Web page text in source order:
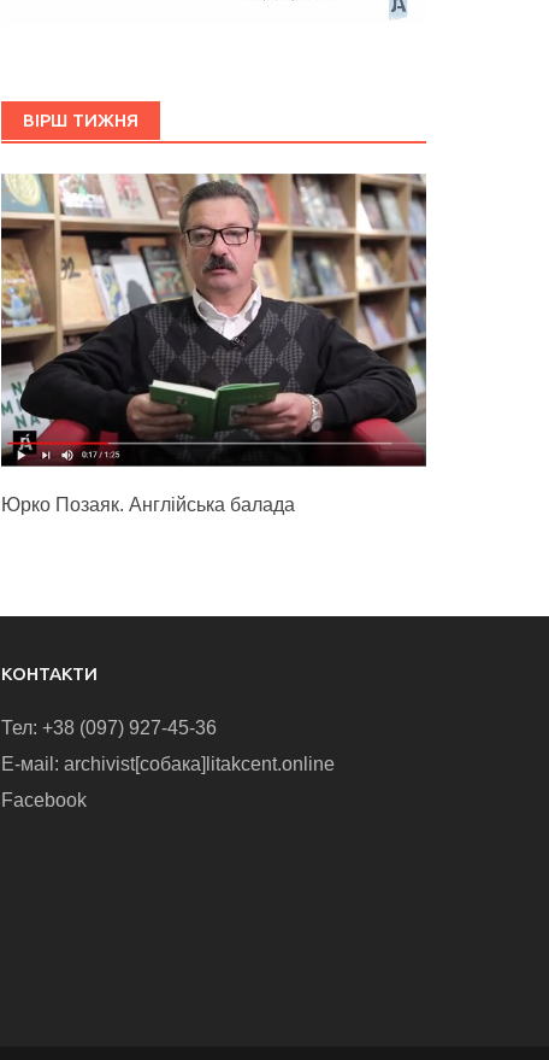
ВІРШ ТИЖНЯ
Юрко Позаяк. Англійська балада
КОНТАКТИ
Тел: +38 (097) 927-45-36
E-маіl: archivist[собака]litakcent.online
Facebook